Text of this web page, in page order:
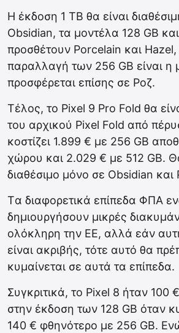
Η έκδοση 1 TB θα είναι
Obsidian, τα μοντέλα 128 GB
προσθέτουν Porcelain και
παραλλαγή των 256 GB είναι η
προσφέρεται επίσης σε Ροζ.
Τέλος, το Pixel 9 Pro Fold θα
του αρχικού Pixel Fold από
κοστίζει 1.899 € με 256 GB
χώρου και 2.029 € με 512 GB.
διαθέσιμο μόνο σε Obsidian και
Tα διαφορετικά επίπεδα ΦΠΑ
δημιουργήσουν μικρές
ολόκληρη την ΕΕ, αλλά εάν
είναι ακριβής, τότε αυτό θα
κυμαίνεται σε αυτά τα επίπεδα.
Συγκριτικά, το Pixel 8 ήταν 100
στην έκδοση των 128 GB όταν
140 € φθηνότερο με 256 GB.